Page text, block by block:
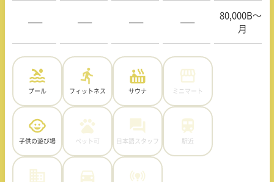
—– —– —– —–
80,000B〜/
月
プール フィットネス サウナ ミニマート
子供の遊び場 ペット可 日本語スタッフ 駅近